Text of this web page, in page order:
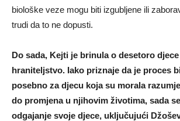
biološke veze mogu biti izgubljene ili
trudi da to ne dopusti.
Do sada, Kejti je brinula o desetoro
hraniteljstvo. Iako priznaje da je proces
posebno za djecu koja su morala
do promjena u njihovim životima, sada
odgajanje svoje djece, uključujući